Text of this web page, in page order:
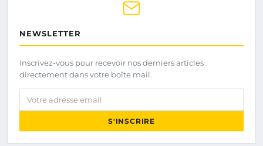
NEWSLETTER
Inscrivez-vous pour recevoir nos derniers articles
directement dans votre boîte mail.
Votre adresse email
S'INSCRIRE